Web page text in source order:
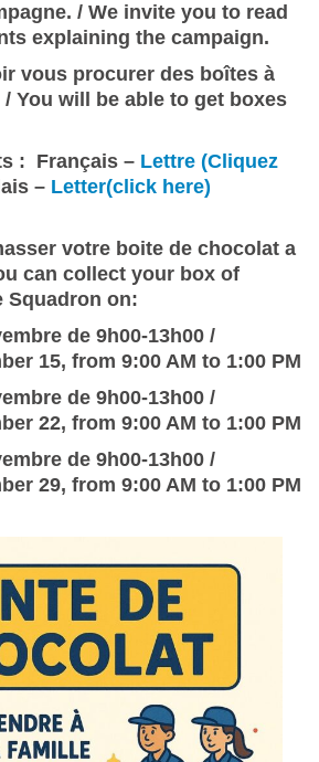
/ We invite you to read
explaining the campaign.
vous procurer des boîtes à
You will be able to get boxes
: Français – Lettre (Cliquez
– Letter(click here)
votre boite de chocolat a
can collect your box of
Squadron on:
de 9h00-13h00 /
15, from 9:00 AM to 1:00 PM
de 9h00-13h00 /
22, from 9:00 AM to 1:00 PM
de 9h00-13h00 /
29, from 9:00 AM to 1:00 PM